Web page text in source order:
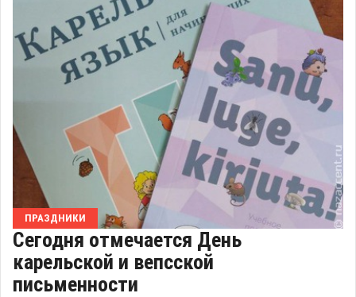
ПРАЗДНИКИ
Сегодня отмечается День
карельской и вепсской
письменности